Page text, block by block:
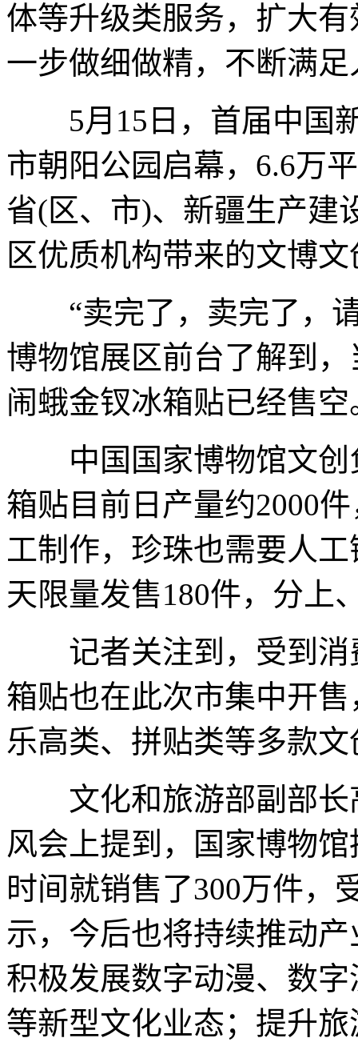
体等升级类服务，扩大
一步做细做精，不断满
5月15日，首届中国新
市朝阳公园启幕，6.6万
省(区、市)、新疆生产建
区优质机构带来的文博
“卖完了，卖完了，请
博物馆展区前台了解到
闹蛾金钗冰箱贴已经售空
中国国家博物馆文创
箱贴目前日产量约2000
工制作，珍珠也需要人
天限量发售180件，分上
记者关注到，受到消
箱贴也在此次市集中开
乐高类、拼贴类等多款
文化和旅游部副部长
风会上提到，国家博物
时间就销售了300万件，
示，今后也将持续推动
积极发展数字动漫、数
等新型文化业态；提升